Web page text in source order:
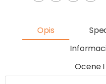
Opis
Ocene